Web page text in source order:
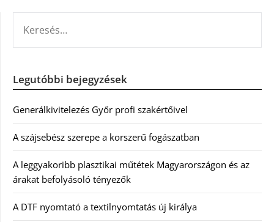
Legutóbbi bejegyzések
Generálkivitelezés Győr profi szakértőivel
A szájsebész szerepe a korszerű fogászatban
A leggyakoribb plasztikai műtétek Magyarországon és az
árakat befolyásoló tényezők
A DTF nyomtató a textilnyomtatás új királya